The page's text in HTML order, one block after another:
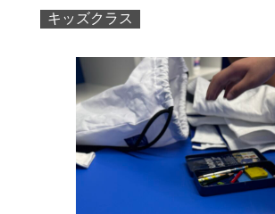
キッズクラス